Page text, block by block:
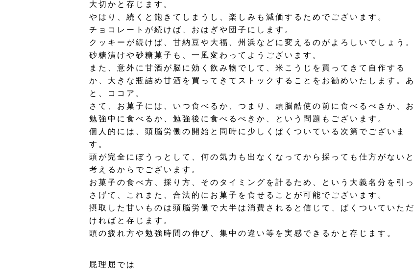
大切かと存じます。
やはり、続くと飽きてしまうし、楽しみも減価するためでございます。
チョコレートが続けば、おはぎや団子にします。
クッキーが続けば、甘納豆や大福、州浜などに変えるのがよろしいでしょう。
砂糖漬けや砂糖菓子も、一風変わってようございます。
また、意外に甘酒が脳に効く飲み物でして、米こうじを買ってきて自作する
か、大きな瓶詰め甘酒を買ってきてストックすることをお勧めいたします。あ
と、ココア。
さて、お菓子には、いつ食べるか、つまり、頭脳酷使の前に食べるべきか、お
勉強中に食べるか、勉強後に食べるべきか、という問題もございます。
個人的には、頭脳労働の開始と同時に少しくぱくついている次第でございま
す。
頭が完全にぼうっとして、何の気力も出なくなってから採っても仕方がないと
考えるからでございます。
お菓子の食べ方、採り方、そのタイミングを計るため、という大義名分を引っ
さげて、これまた、合法的にお菓子を食せることが可能でございます。
摂取した甘いものは頭脳労働で大半は消費されると信じて、ぱくついていただ
ければと存じます。
頭の疲れ方や勉強時間の伸び、集中の違い等を実感できるかと存じます。
屁理屈では